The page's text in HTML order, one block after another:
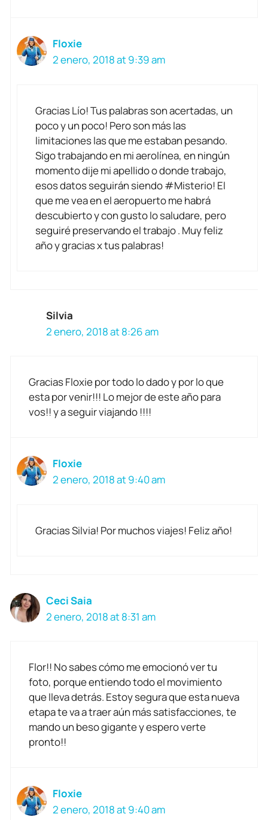
Floxie
2 enero, 2018 at 9:39 am
Gracias Lío! Tus palabras son acertadas, un
poco y un poco! Pero son más las
limitaciones las que me estaban pesando.
Sigo trabajando en mi aerolínea, en ningún
momento dije mi apellido o donde trabajo,
esos datos seguirán siendo #Misterio! El
que me vea en el aeropuerto me habrá
descubierto y con gusto lo saludare, pero
seguiré preservando el trabajo . Muy feliz
año y gracias x tus palabras!
Silvia
2 enero, 2018 at 8:26 am
Gracias Floxie por todo lo dado y por lo que
esta por venir!!! Lo mejor de este año para
vos!! y a seguir viajando !!!!
Floxie
2 enero, 2018 at 9:40 am
Gracias Silvia! Por muchos viajes! Feliz año!
Ceci Saia
2 enero, 2018 at 8:31 am
Flor!! No sabes cómo me emocionó ver tu
foto, porque entiendo todo el movimiento
que lleva detrás. Estoy segura que esta nueva
etapa te va a traer aún más satisfacciones, te
mando un beso gigante y espero verte
pronto!!
Floxie
2 enero, 2018 at 9:40 am